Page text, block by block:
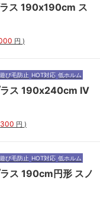
ス 190x190cm ス
円 )
遊び毛防止 HOT対応 低ホルム
ラス 190x240cm IV
円 )
遊び毛防止 HOT対応 低ホルム
ス 190cm円形 スノ